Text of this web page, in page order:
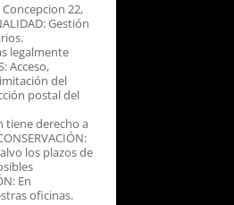
Concepcion 22,
Gestión
legalmente
Acceso,
del
postal del
tiene derecho a
los plazos de
En
oficinas.